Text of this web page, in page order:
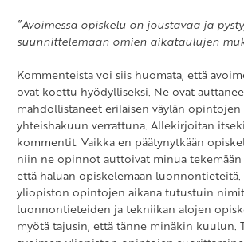
”Avoimessa opiskelu on joustavaa ja
suunnittelemaan omien aikataulujen
Kommenteista voi siis huomata, että
ovat koettu hyödylliseksi. Ne ovat
mahdollistaneet erilaisen väylän
yhteishakuun verrattuna. Allekirjoitan
kommentit. Vaikka en päätynytkään
niin ne opinnot auttoivat minua tekemään
että haluan opiskelemaan luonnontieteitä.
yliopiston opintojen aikana tutustuin
luonnontieteiden ja tekniikan alojen
myötä tajusin, että tänne minäkin kuulun.